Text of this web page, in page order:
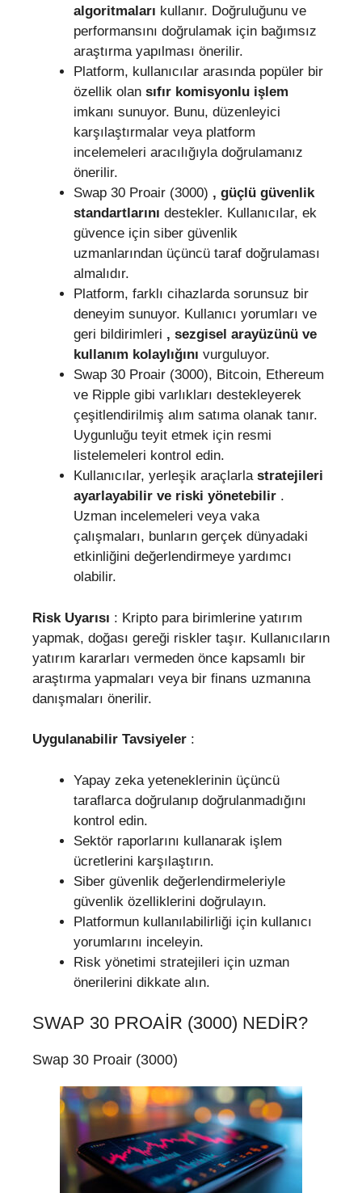
algoritmaları kullanır. Doğruluğunu ve
performansını doğrulamak için bağımsız
araştırma yapılması önerilir.
Platform, kullanıcılar arasında popüler bir
özellik olan sıfır komisyonlu işlem
imkanı sunuyor. Bunu, düzenleyici
karşılaştırmalar veya platform
incelemeleri aracılığıyla doğrulamanız
önerilir.
Swap 30 Proair (3000) , güçlü güvenlik
standartlarını destekler. Kullanıcılar, ek
güvence için siber güvenlik
uzmanlarından üçüncü taraf doğrulaması
almalıdır.
Platform, farklı cihazlarda sorunsuz bir
deneyim sunuyor. Kullanıcı yorumları ve
geri bildirimleri , sezgisel arayüzünü ve
kullanım kolaylığını vurguluyor.
Swap 30 Proair (3000), Bitcoin, Ethereum
ve Ripple gibi varlıkları destekleyerek
çeşitlendirilmiş alım satıma olanak tanır.
Uygunluğu teyit etmek için resmi
listelemeleri kontrol edin.
Kullanıcılar, yerleşik araçlarla stratejileri
ayarlayabilir ve riski yönetebilir .
Uzman incelemeleri veya vaka
çalışmaları, bunların gerçek dünyadaki
etkinliğini değerlendirmeye yardımcı
olabilir.
Risk Uyarısı : Kripto para birimlerine yatırım
yapmak, doğası gereği riskler taşır. Kullanıcıların
yatırım kararları vermeden önce kapsamlı bir
araştırma yapmaları veya bir finans uzmanına
danışmaları önerilir.
Uygulanabilir Tavsiyeler :
Yapay zeka yeteneklerinin üçüncü
taraflarca doğrulanıp doğrulanmadığını
kontrol edin.
Sektör raporlarını kullanarak işlem
ücretlerini karşılaştırın.
Siber güvenlik değerlendirmeleriyle
güvenlik özelliklerini doğrulayın.
Platformun kullanılabilirliği için kullanıcı
yorumlarını inceleyin.
Risk yönetimi stratejileri için uzman
önerilerini dikkate alın.
SWAP 30 PROAIR (3000) NEDIR?
Swap 30 Proair (3000)